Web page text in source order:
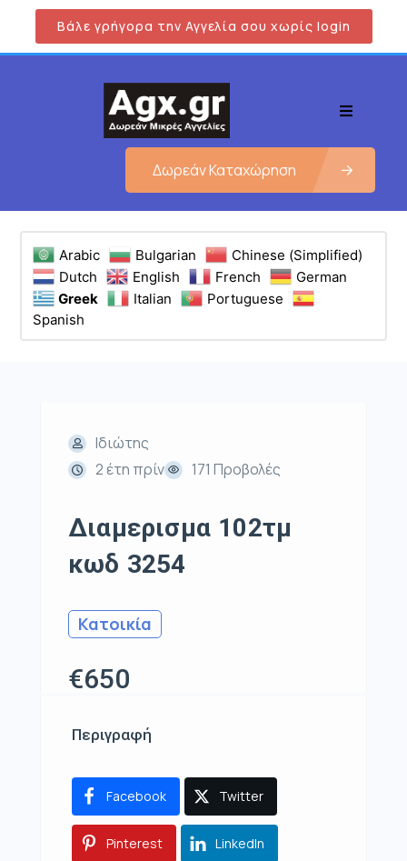
Βάλε γρήγορα την Αγγελία σου χωρίς login
Δωρεάν Καταχώρηση
Arabic Bulgarian
Chinese (Simplified)
Dutch
English French
German
Greek
Italian
Portuguese
Spanish
Ιδιώτης
2 έτη πρίν
171 Προβολές
Διαμερισμα 102τμ
κωδ 3254
Κατοικία
€650
Περιγραφή
Facebook Twitter
Pinterest LinkedIn